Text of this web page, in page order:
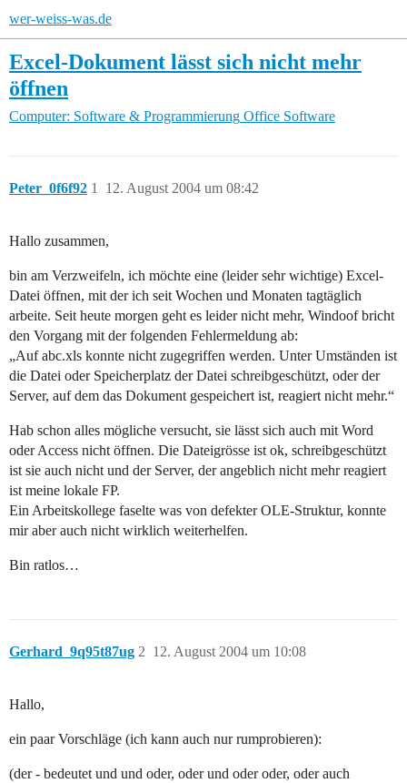
wer-weiss-was.de
Excel-Dokument lässt sich nicht mehr
öffnen
Computer: Software & Programmierung Office Software
Peter_0f6f92 12. August 2004 um 08:42
1
Hallo zusammen,
bin am Verzweifeln, ich möchte eine (leider sehr wichtige) Excel-
Datei öffnen, mit der ich seit Wochen und Monaten tagtäglich
arbeite. Seit heute morgen geht es leider nicht mehr, Windoof bricht
den Vorgang mit der folgenden Fehlermeldung ab:
„Auf abc.xls konnte nicht zugegriffen werden. Unter Umständen ist
die Datei oder Speicherplatz der Datei schreibgeschützt, oder der
Server, auf dem das Dokument gespeichert ist, reagiert nicht mehr.“
Hab schon alles mögliche versucht, sie lässt sich auch mit Word
oder Access nicht öffnen. Die Dateigrösse ist ok, schreibgeschützt
ist sie auch nicht und der Server, der angeblich nicht mehr reagiert
ist meine lokale FP.
Ein Arbeitskollege faselte was von defekter OLE-Struktur, konnte
mir aber auch nicht wirklich weiterhelfen.
Bin ratlos…
Gerhard_9q95t87ug 12. August 2004 um 10:08
2
Hallo,
ein paar Vorschläge (ich kann auch nur rumprobieren):
(der - bedeutet und und oder, oder und oder oder, oder auch